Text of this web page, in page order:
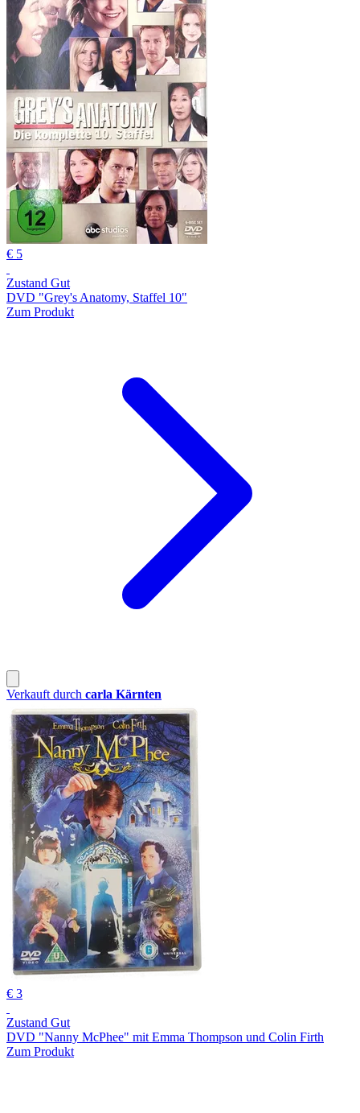
€ 5
Zustand Gut
DVD "Grey's Anatomy, Staffel 10"
Zum Produkt
Verkauft durch carla Kärnten
€ 3
Zustand Gut
DVD "Nanny McPhee" mit Emma Thompson und Colin Firth
Zum Produkt